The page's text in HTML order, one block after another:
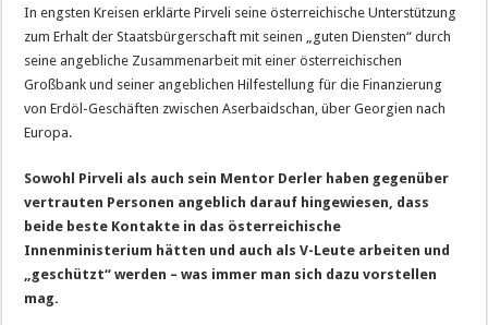
In engsten Kreisen erklärte Pirveli seine österreichische Unterstützung
zum Erhalt der Staatsbürgerschaft mit seinen „guten Diensten“ durch
seine angebliche Zusammenarbeit mit einer österreichischen
Großbank und seiner angeblichen Hilfestellung für die Finanzierung
von Erdöl-Geschäften zwischen Aserbaidschan, über Georgien nach
Europa.
Sowohl Pirveli als auch sein Mentor Derler haben gegenüber
vertrauten Personen angeblich darauf hingewiesen, dass
beide beste Kontakte in das österreichische
Innenministerium hätten und auch als V-Leute arbeiten und
„geschützt“ werden – was immer man sich dazu vorstellen
mag.